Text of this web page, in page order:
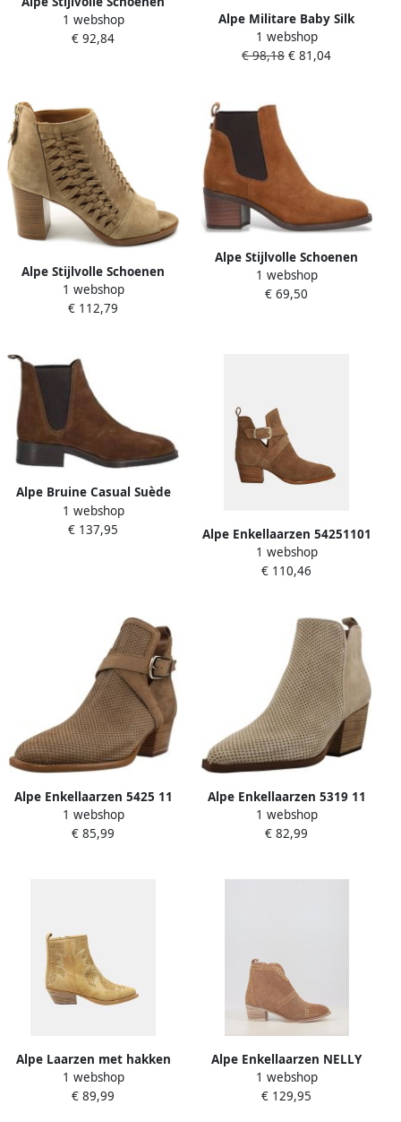
5052 Brown Dames
1 webshop
€ 92,84
Alpe Militare Baby Silk
lederen enkellaarsjes
1 webshop
€ 98,18 € 81,04
Alpe Stijlvolle Schoenen
2057 Brown Dames
1 webshop
€ 112,79
Alpe Stijlvolle Schoenen
5209 Brown Dames
1 webshop
€ 69,50
Alpe Bruine Casual Suède
Dameslaars Brown Dames
1 webshop
€ 137,95
Alpe Enkellaarzen 54251101
1 webshop
€ 110,46
Alpe Enkellaarzen 5425 11
1 webshop
€ 85,99
Alpe Enkellaarzen 5319 11
1 webshop
€ 82,99
Alpe Laarzen met hakken
5235 11
1 webshop
€ 89,99
Alpe Enkellaarzen NELLY
5431
1 webshop
€ 129,95